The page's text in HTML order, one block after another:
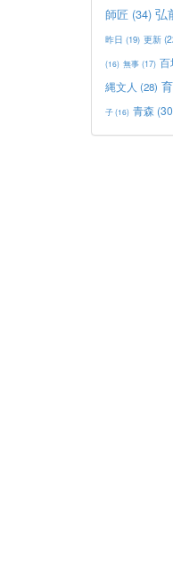
師匠 (34) 弘
昨日 (19) 更新
(16) 無事 (17) 百
縄文人 (28)
子(16) 青森